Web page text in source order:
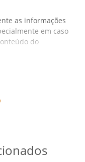
as informações
em caso
do